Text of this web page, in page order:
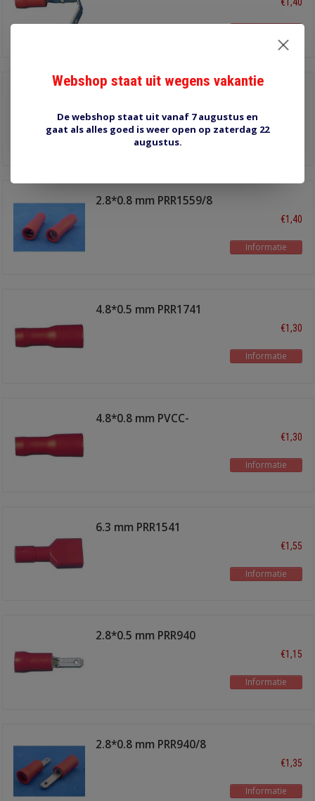
2.8*0.5 mm PRR1559
Informatie
2.8*0.8 mm PRR1559/8
€1,40
Informatie
4.8*0.5 mm PRR1741
€1,30
Informatie
4.8*0.8 mm PVCC-
€1,30
Informatie
6.3 mm PRR1541
€1,55
Informatie
2.8*0.5 mm PRR940
€1,15
Informatie
2.8*0.8 mm PRR940/8
€1,35
Informatie
Webshop staat uit wegens vakantie
De webshop staat uit vanaf 7 augustus en
gaat als alles goed is weer open op zaterdag 22
augustus.